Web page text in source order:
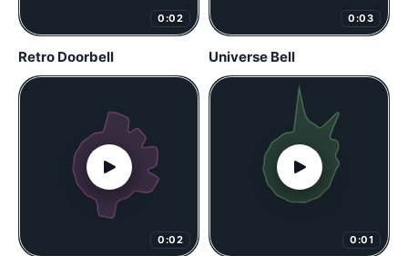
0:02
Retro Doorbell
0:03
Universe Bell
0:02 0:01